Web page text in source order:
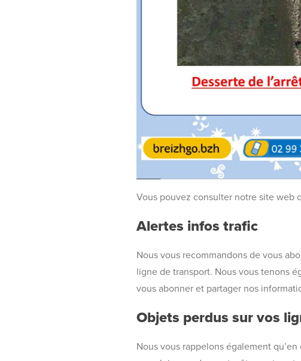
Vous pouvez consulter notre site web
Alertes infos trafic
Nous vous recommandons de vous
ligne de transport. Nous vous tenons
vous abonner et partager nos
Objets perdus sur vos
Nous vous rappelons également